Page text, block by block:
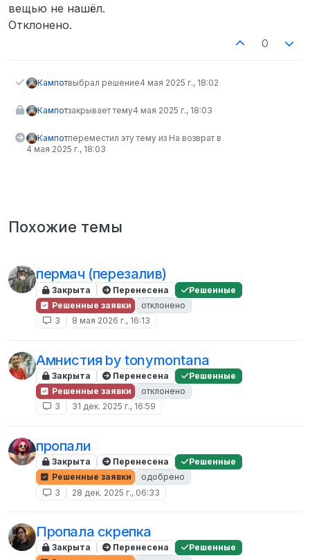
вещью не нашёл.
Отклонено.
0
Кампотвыбрал решение4 мая 2025 г., 18:02
Кампотзакрывает тему4 мая 2025 г., 18:03
Кампотпереместил эту тему из На возврат в
4 мая 2025 г., 18:03
Похожие темы
пермач (перезалив)
Закрыта Перенесена
Решенные
Решенные заявки
отклонено
3
8 мая 2026 г., 16:13
Амнистия by tonymontana
Закрыта Перенесена
Решенные
Решенные заявки
отклонено
3
31 дек. 2025 г., 16:59
пропали
Закрыта Перенесена
Решенные
Решенные заявки
одобрено
3
28 дек. 2025 г., 06:33
Пропала скрепка
Закрыта Перенесена
Решенные